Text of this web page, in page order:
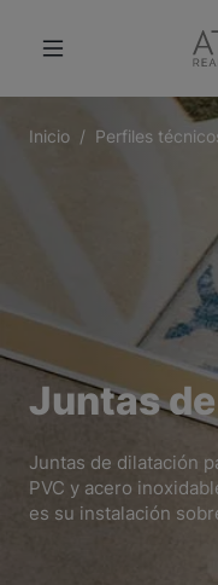
Inicio Perfiles
Juntas
Juntas de dilatación
PVC y acero
es su instalación